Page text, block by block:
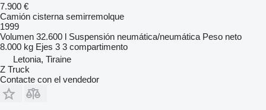
7.900 €
Camión cisterna semirremolque
1999
Volumen 32.600 l Suspensión neumática/neumática Peso neto
8.000 kg Ejes 3 3 compartimento
Letonia, Tiraine
Z Truck
Contacte con el vendedor